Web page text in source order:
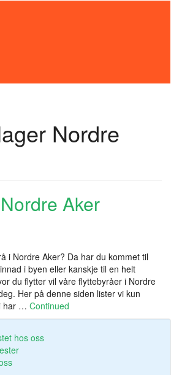
Nordre
Aker
i Nordre Aker? Da har du kommet til
i byen eller kanskje til en helt
du flytter vil våre flyttebyråer i Nordre
Her på denne siden lister vi kun
har … Continued
hos oss